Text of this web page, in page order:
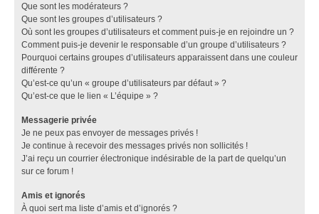
Que sont les modérateurs ?
Que sont les groupes d’utilisateurs ?
Où sont les groupes d’utilisateurs et comment puis-je en rejoindre un ?
Comment puis-je devenir le responsable d’un groupe d’utilisateurs ?
Pourquoi certains groupes d’utilisateurs apparaissent dans une couleur
différente ?
Qu’est-ce qu’un « groupe d’utilisateurs par défaut » ?
Qu’est-ce que le lien « L’équipe » ?
Messagerie privée
Je ne peux pas envoyer de messages privés !
Je continue à recevoir des messages privés non sollicités !
J’ai reçu un courrier électronique indésirable de la part de quelqu’un
sur ce forum !
Amis et ignorés
À quoi sert ma liste d’amis et d’ignorés ?